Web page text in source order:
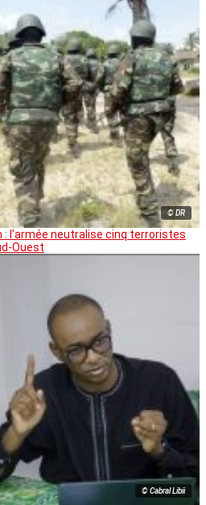
© DR
: l’armée neutralise cinq terroristes
Ouest
© Cabral Libii